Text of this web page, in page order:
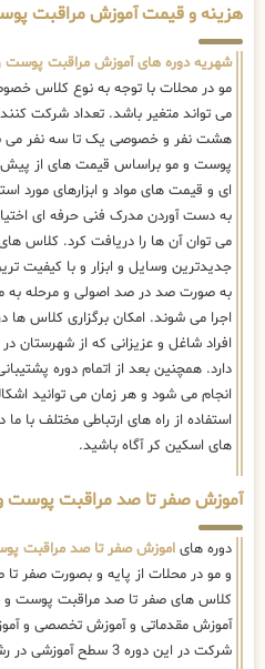
هزینه و قیمت آموزش مراقبت
شهریه دوره های آموزش مراقبت پوست
مو در محلات با توجه به نوع کلاس
می تواند متغیر باشد. تعداد شرکت
هشت نفر و خصوصی یک تا سه نفر می
پوست و مو براساس قیمت های از پیش
ای و قیمت های مواد و ابزارهای مورد
به دست آوردن مدرک فنی حرفه ای
می توان آن ها را دریافت کرد. کلاس
جدیدترین وسایل و ابزار و با کیفیت
به صورت صد در صد اصولی و مرحله به
اجرا می شوند. امکان برگزاری کلاس ها
افراد شاغل و عزیزانی که از
دارد. همچنین بعد از اتمام دوره
انجام می شود و هر زمان می توانید
استفاده از راه های ارتباطی مختلف با
های اسکین کر آگاه باشید.
آموزش صفر تا صد مراقبت پوست
دوره های اموزش صفر تا صد مراقبت
و مو در محلات از پایه و بصورت صفر
کلاس های صفر تا صد مراقبت پوست
آموزش مقدماتی و آموزش تخصصی و
شرکت در این دوره 3